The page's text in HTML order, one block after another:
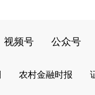
视频号 公众号
农村金融时报